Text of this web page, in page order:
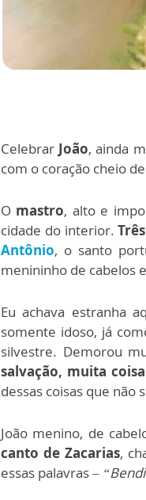
Celebrar João, ainda
com o coração cheio
O mastro, alto e
cidade do interior.
Antônio, o santo
menininho de cabelos
Eu achava estranha
somente idoso, já
silvestre. Demorou
salvação, muita
dessas coisas que não
João menino, de
canto de Zacarias,
essas palavras –